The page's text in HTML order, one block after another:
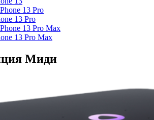
13 Pro
13 Pro Max
Миди